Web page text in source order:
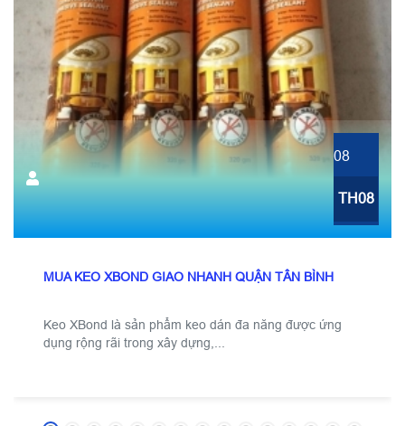
08
TH08
MUA KEO XBOND GIAO NHANH QUẬN TÂN BÌNH
Keo XBond là sản phẩm keo dán đa năng được ứng
dụng rộng rãi trong xây dựng,...